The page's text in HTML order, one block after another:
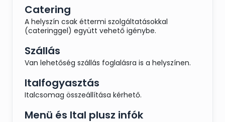
Egész petrezselymes burgonya, Rizi-bizi,
Vegyes
savanyúság
Catering
A helyszín csak éttermi szolgáltatásokkal
(cateringgel) együtt vehető igénybe.
Szállás
Van lehetőség szállás foglalásra is a helyszínen.
Italfogyasztás
Italcsomag összeállítása kérhető.
Menü és Ital plusz infók